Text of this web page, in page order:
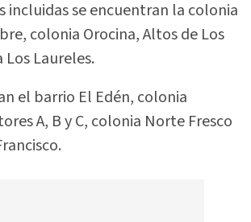
incluidas se encuentran la colonia
colonia Orocina, Altos de Los
Los Laureles.
el barrio El Edén, colonia
A, B y C, colonia Norte Fresco